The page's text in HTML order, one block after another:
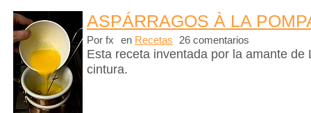
ASPÁRRAGOS À LA
Por fx en Recetas 26 comentarios
Esta receta inventada por la amante de
cintura.